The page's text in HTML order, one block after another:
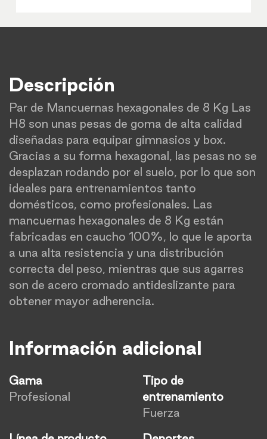
Descripción
Par de Mancuernas hexagonales de 8 Kg Las
H8 son unas pesas de goma de alta calidad
diseñadas para equipar gimnasios y box.
Gracias a su forma hexagonal, las pesas no se
desplazan rodando por el suelo, por lo que son
ideales para entrenamientos tanto
domésticos, como profesionales. Las
mancuernas hexagonales de 8 Kg están
fabricadas en caucho 100%, lo que le aporta
a una alta resistencia y una distribución
correcta del peso, mientras que sus agarres
son de acero cromado antideslizante para
obtener mayor adherencia.
Información adicional
Gama
Profesional
Tipo de
entrenamiento
Fuerza